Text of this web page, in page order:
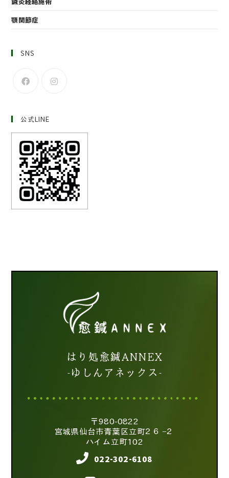
顎関節症
SNS
公式LINE
はり処愈鍼ANNEX
-ゆしんアネックス-
〒980-0822
宮城県仙台市青葉区立町２６−２
ハイム立町102
022-302-6108